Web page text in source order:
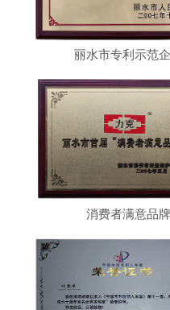
丽水市专利示范
消费者满意品牌